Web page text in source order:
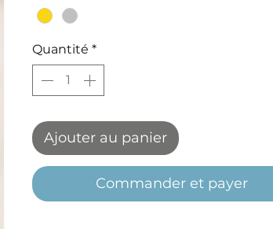
Quantité *
Ajouter au panier
Commander et payer